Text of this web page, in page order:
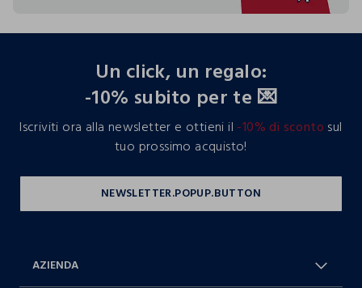
Un click, un regalo:
-10% subito per te 💌
Iscriviti ora alla newsletter e ottieni il -10% di sconto sul
tuo prossimo acquisto!
AZIENDA